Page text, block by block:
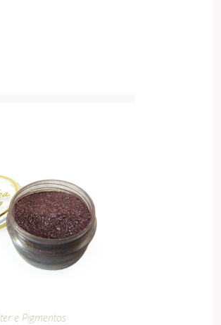
e Pigmentos